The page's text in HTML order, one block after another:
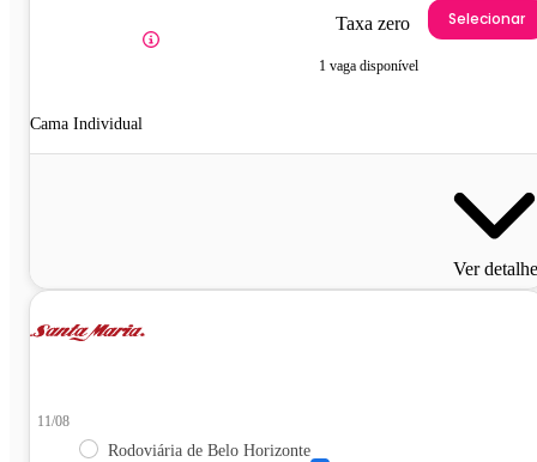
Cama Individual
Taxa zero
1 vaga disponível
Selecionar
Ver
11/08
Rodoviária de Belo Horizonte